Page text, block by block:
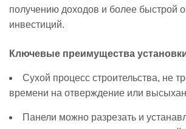
получению доходов и более быстрой
инвестиций.
Ключевые преимущества
Сухой процесс строительства, не
времени на отверждение или
Панели можно разрезать и